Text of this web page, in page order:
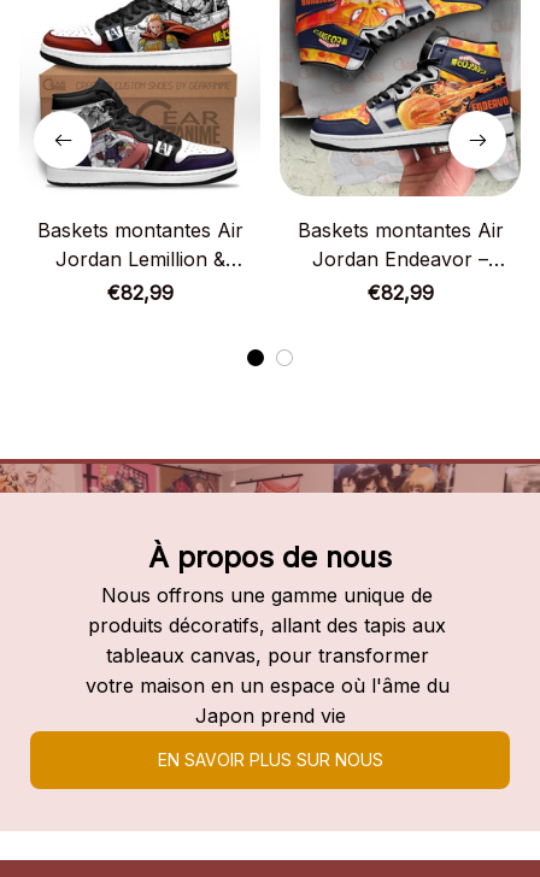
Baskets montantes Air
Jordan Lemillion &
Suneater – Chaussures
€82,99
Baskets montantes Air
Jordan Endeavor –
Chaussures montantes
€82,99
À propos de nous
Nous offrons une gamme unique de
produits décoratifs, allant des tapis aux
tableaux canvas, pour transformer
votre maison en un espace où l'âme du
Japon prend vie
EN SAVOIR PLUS SUR NOUS